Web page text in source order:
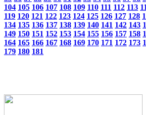
104 105 106 107 108 109 110 111 112 113
119 120 121 122 123 124 125 126 127 128
134 135 136 137 138 139 140 141 142 143
149 150 151 152 153 154 155 156 157 158
164 165 166 167 168 169 170 171 172 173
179 180 181